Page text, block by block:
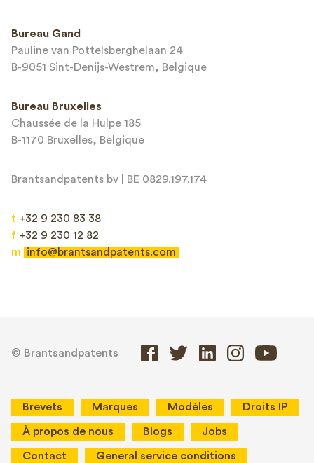
This site is protected by reCAPTCHA and the Google
Bureau Gand
Pauline van Pottelsberghelaan 24
B-9051 Sint-Denijs-Westrem, Belgique
Bureau Bruxelles
Chaussée de la Hulpe 185
B-1170 Bruxelles, Belgique
Brantsandpatents bv | BE 0829.197.174
t +32 9 230 83 38
f +32 9 230 12 82
m
info@brantsandpatents.com
© Brantsandpatents
Brevets Marques Modèles Droits IP
À propos de nous Blogs Jobs
Contact General service conditions